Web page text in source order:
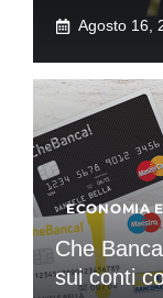
Agosto 16,
ECONOMIA
Che
sui conti